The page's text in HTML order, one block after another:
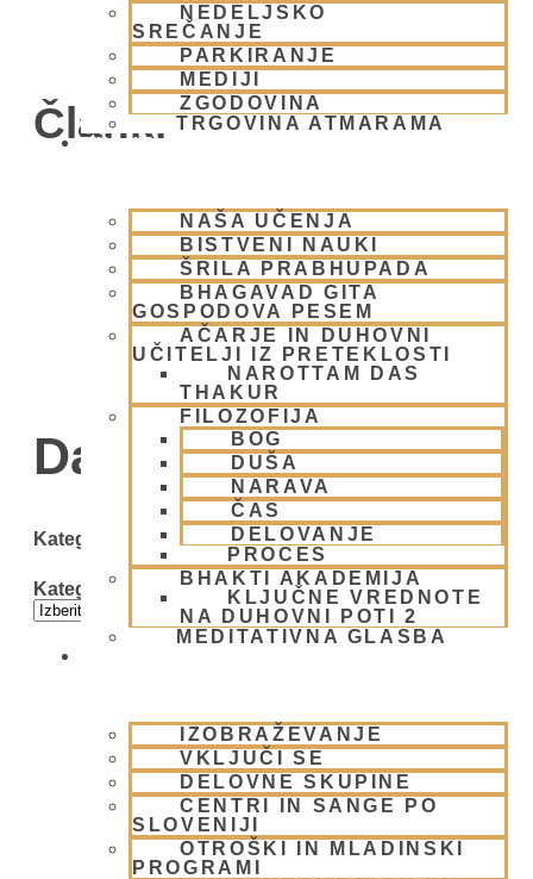
NEDELJSKO
SREČANJE
PARKIRANJE
MEDIJI
ZGODOVINA
TRGOVINA ATMARAMA
BHAKTI JOGA
NAŠA UČENJA
BISTVENI NAUKI
ŠRILA PRABHUPADA
BHAGAVAD GITA
GOSPODOVA PESEM
AČARJE IN DUHOVNI
UČITELJI IZ PRETEKLOSTI
NAROTTAM DAS
THAKUR
FILOZOFIJA
BOG
DUŠA
NARAVA
ČAS
DELOVANJE
PROCES
BHAKTI AKADEMIJA
KLJUČNE VREDNOTE
NA DUHOVNI POTI 2
MEDITATIVNA GLASBA
IZOBRAŽEVANJE
VKLJUČI SE
DELOVNE SKUPINE
CENTRI IN SANGE PO
SLOVENIJI
OTROŠKI IN MLADINSKI
PROGRAMI
Članki
Day: 6 aprila, 2008
Kategorije
Kategorije